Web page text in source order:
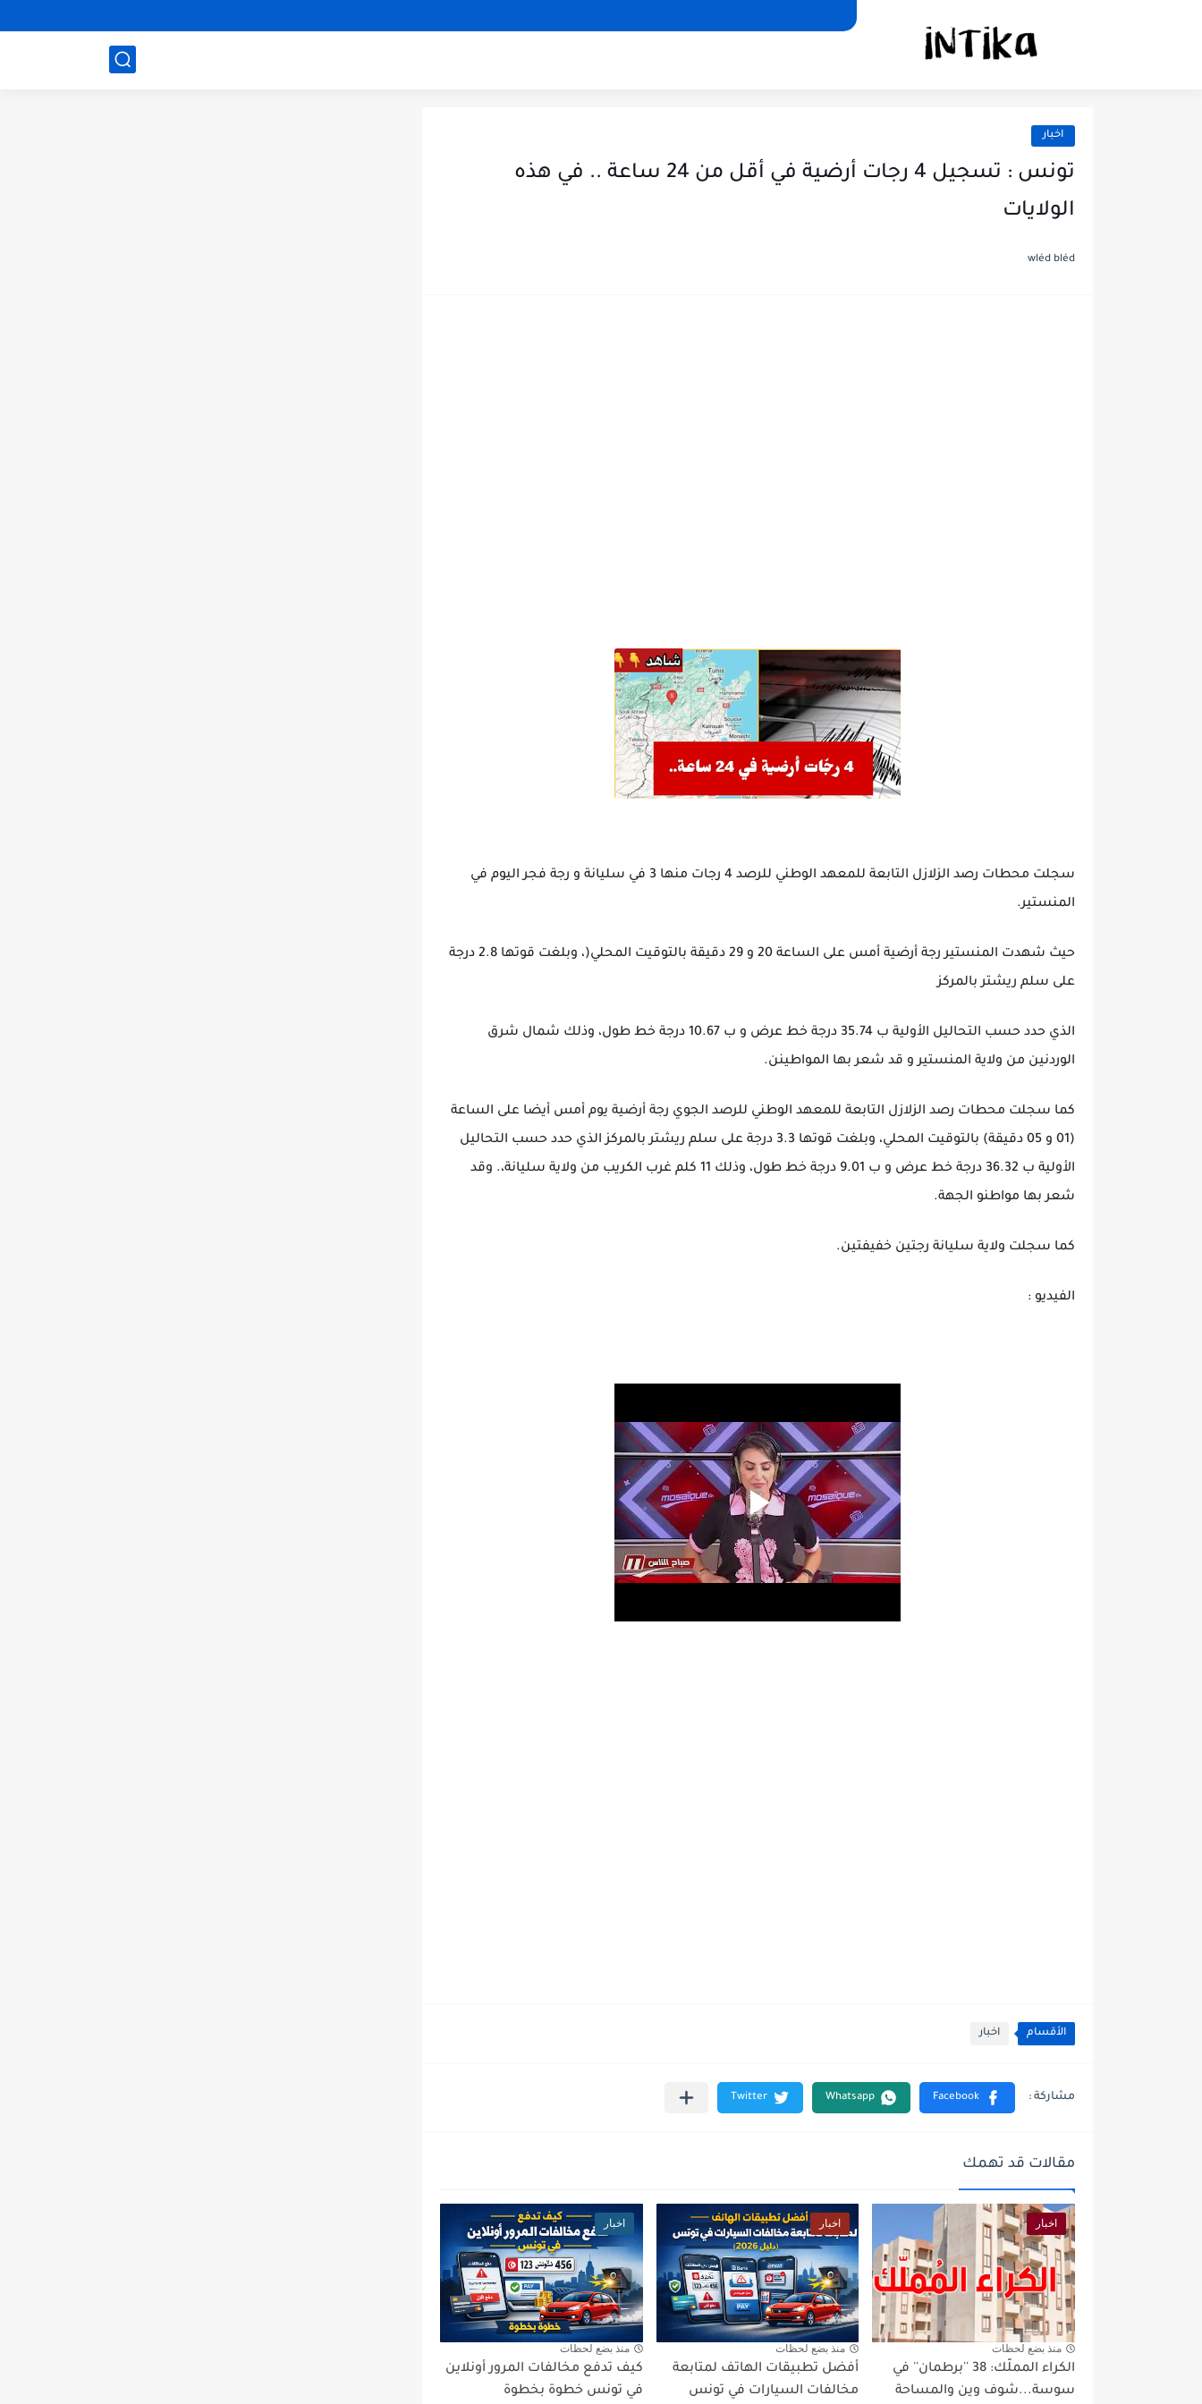
اخبار
تونس : تسجيل 4 رجات أرضية في أقل من 24 ساعة .. في هذه
الولايات
wléd bléd
سجلت محطات رصد الزلازل التابعة للمعهد الوطني للرصد 4 رجات منها 3 في سليانة و رجة فجر اليوم في
المنستير.
حيث شهدت المنستير رجة أرضية أمس على الساعة 20 و 29 دقيقة بالتوقيت المحلي(، وبلغت قوتها 2.8 درجة
على سلم ريشتر بالمركز
الذي حدد حسب التحاليل الأولية ب 35.74 درجة خط عرض و ب 10.67 درجة خط طول، وذلك شمال شرق
الوردنين من ولاية المنستير و قد شعر بها المواطينن.
كما سجلت محطات رصد الزلازل التابعة للمعهد الوطني للرصد الجوي رجة أرضية يوم أمس أيضا على الساعة
(01 و 05 دقيقة) بالتوقيت المحلي، وبلغت قوتها 3.3 درجة على سلم ريشتر بالمركز الذي حدد حسب التحاليل
الأولية ب 36.32 درجة خط عرض و ب 9.01 درجة خط طول، وذلك 11 كلم غرب الكريب من ولاية سليانة،. وقد
شعر بها مواطنو الجهة.
كما سجلت ولاية سليانة رجتين خفيفتين.
الفيديو :
الأقسام اخبار
مقالات قد تهمك
اخبار
منذ بضع لحظات
الكراء المملّك: 38 ''برطمان'' في
سوسة...شوف وين والمساحة
اخبار
منذ بضع لحظات
أفضل تطبيقات الهاتف لمتابعة
مخالفات السيارات في تونس
اخبار
منذ بضع لحظات
كيف تدفع مخالفات المرور أونلاين
في تونس خطوة بخطوة